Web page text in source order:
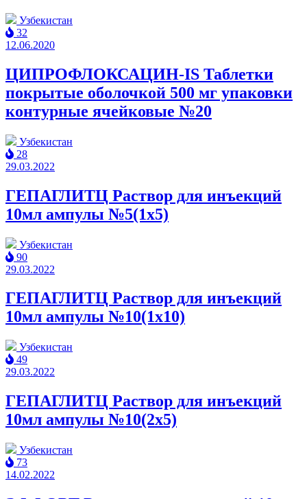
Узбекистан
32
12.06.2020
ЦИПРОФЛОКСАЦИН-IS Таблетки
покрытые оболочкой 500 мг упаковки
контурные ячейковые №20
Узбекистан
28
29.03.2022
ГЕПАГЛИТЦ Раствор для инъекций
10мл ампулы №5(1x5)
Узбекистан
90
29.03.2022
ГЕПАГЛИТЦ Раствор для инъекций
10мл ампулы №10(1x10)
Узбекистан
49
29.03.2022
ГЕПАГЛИТЦ Раствор для инъекций
10мл ампулы №10(2x5)
Узбекистан
73
14.02.2022